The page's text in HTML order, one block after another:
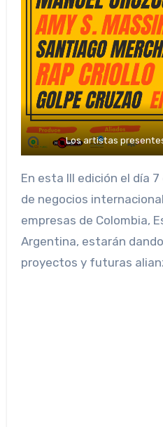
Los artistas
En esta III edición el día
de negocios
empresas de Colombia,
Argentina, estarán
proyectos y futuras